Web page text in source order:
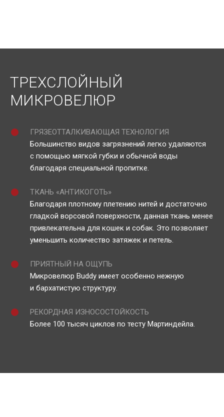
ТРЕХСЛОЙНЫЙ
МИКРОВЕЛЮР
ГРЯЗЕОТТАЛКИВАЮЩАЯ ТЕХНОЛОГИЯ
Большинство видов загрязнений легко удаляются
с помощью мягкой губки и обычной воды
благодаря специальной пропитке.
ТКАНЬ «АНТИКОГОТЬ»
Благодаря плотному плетению нитей и достаточно
гладкой ворсовой поверхности, данная ткань менее
привлекательна для кошек и собак. Это позволяет
уменьшить количество затяжек и петель.
ПРИЯТНЫЙ НА ОЩУПЬ
Микровелюр Buddy имеет особенно нежную
и бархатистую структуру.
РЕКОРДНАЯ ИЗНОСОСТОЙКОСТЬ
Более 100 тысяч циклов по тесту Мартиндейла.